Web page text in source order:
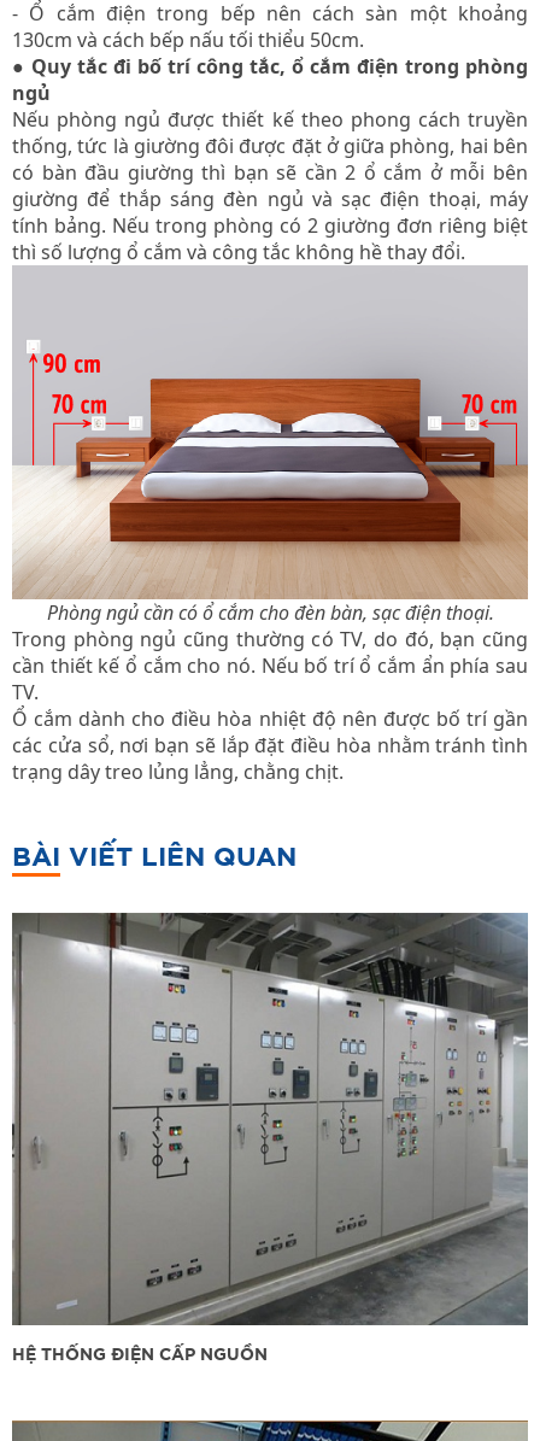
- Ổ cắm điện trong bếp nên cách sàn một khoảng
130cm và cách bếp nấu tối thiểu 50cm.
● Quy tắc đi bố trí công tắc, ổ cắm điện trong phòng
ngủ
Nếu phòng ngủ được thiết kế theo phong cách truyền
thống, tức là giường đôi được đặt ở giữa phòng, hai bên
có bàn đầu giường thì bạn sẽ cần 2 ổ cắm ở mỗi bên
giường để thắp sáng đèn ngủ và sạc điện thoại, máy
tính bảng. Nếu trong phòng có 2 giường đơn riêng biệt
thì số lượng ổ cắm và công tắc không hề thay đổi.
Phòng ngủ cần có ổ cắm cho đèn bàn, sạc điện thoại.
Trong phòng ngủ cũng thường có TV, do đó, bạn cũng
cần thiết kế ổ cắm cho nó. Nếu bố trí ổ cắm ẩn phía sau
TV.
Ổ cắm dành cho điều hòa nhiệt độ nên được bố trí gần
các cửa sổ, nơi bạn sẽ lắp đặt điều hòa nhằm tránh tình
trạng dây treo lủng lẳng, chằng chịt.
BÀI VIẾT LIÊN QUAN
HỆ THỐNG ĐIỆN CẤP NGUỒN